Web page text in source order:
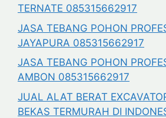
TERNATE 085315662917
JASA TEBANG POHON
JAYAPURA 085315662917
JASA TEBANG POHON
AMBON 085315662917
JUAL ALAT BERAT
BEKAS TERMURAH DI